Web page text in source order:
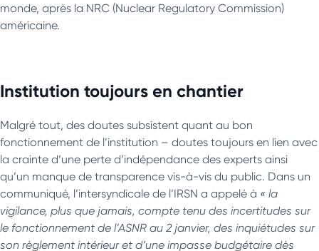
monde, après la NRC (Nuclear Regulatory Commission)
américaine.
Institution toujours en chantier
Malgré tout, des doutes subsistent quant au bon
fonctionnement de l’institution – doutes toujours en lien avec
la crainte d’une perte d’indépendance des experts ainsi
qu’un manque de transparence vis-à-vis du public. Dans un
communiqué, l’intersyndicale de l’IRSN a appelé à « la
vigilance, plus que jamais, compte tenu des incertitudes sur
le fonctionnement de l’ASNR au 2 janvier, des inquiétudes sur
son règlement intérieur et d’une impasse budgétaire dès